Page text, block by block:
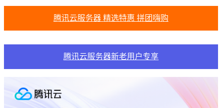
腾讯云服务器 精选特惠 拼团嗨购
腾讯云服务器新老用户专享